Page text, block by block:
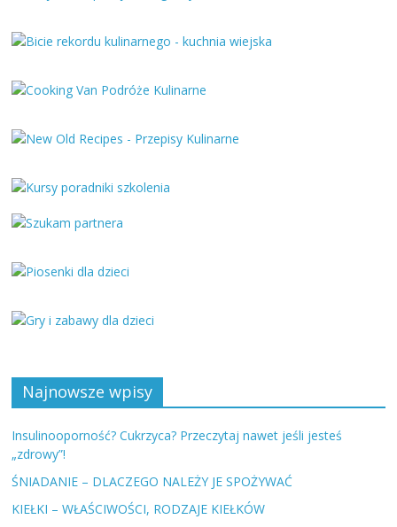
Najnowsze wpisy
Insulinooporność? Cukrzyca? Przeczytaj nawet jeśli jesteś
„zdrowy”!
ŚNIADANIE – DLACZEGO NALEŻY JE SPOŻYWAĆ
KIEŁKI – WŁAŚCIWOŚCI, RODZAJE KIEŁKÓW